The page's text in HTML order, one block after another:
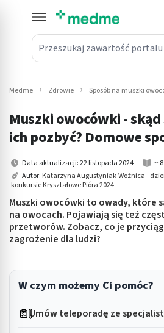
Przeszukaj zawartość portalu
submenu: Leki na receptę
submenu: Mama i dziecko
submenu: Kosmetyki
submenu: Higiena
submenu: Sprzęt medyczny
submenu: Intymne
submenu: Wellness
Medme Zdrowie Sposób na muszki
Muszki owocówki -
ich pozbyć? Domowe
Data aktualizacji: 22 listopada 2024
~
Autor: Katarzyna Augustyniak-Woźnica -
konkursie Kryształowe Pióra 2024
Muszki owocówki to owady, które
na owocach. Pojawiają się też
przetworów. Zobacz, co je
zagrożenie dla ludzi?
W czym możemy Ci pomóc?
Umów teleporadę ze